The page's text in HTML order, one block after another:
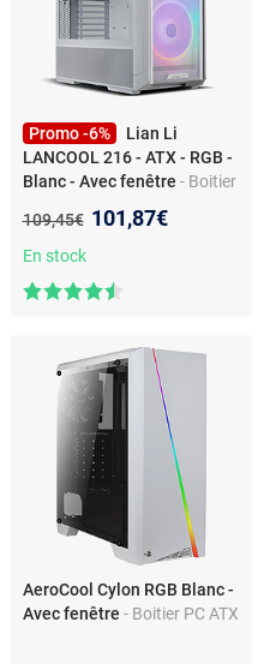
Promo -6%
Lian Li
LANCOOL 216 - ATX - RGB -
Blanc - Avec fenêtre - Boitier
Ventilateurs inclus - Sans
alimentation
Ancien prix :
109,45€ Nouveau prix :
101,87€
En stock
AeroCool Cylon RGB Blanc -
Avec fenêtre - Boitier PC ATX